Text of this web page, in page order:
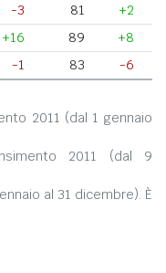
-3 81
+2
+16 89
+8
-1 83 -6
2011 (dal 1 gennaio
2011 (dal 9
al 31 dicembre). È